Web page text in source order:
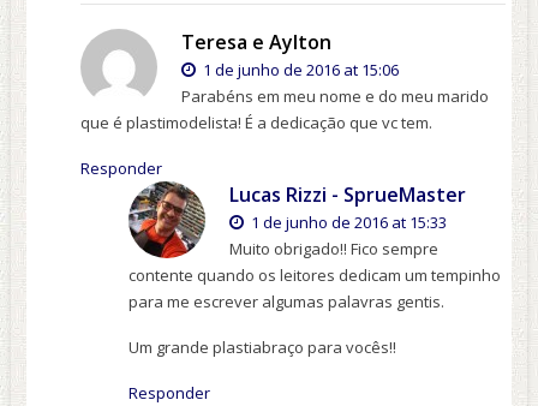
Teresa e Aylton
1 de junho de 2016 at 15:06
Parabéns em meu nome e do meu marido
que é plastimodelista! É a dedicação que vc tem.
Responder
Lucas Rizzi - SprueMaster
1 de junho de 2016 at 15:33
Muito obrigado!! Fico sempre
contente quando os leitores dedicam um tempinho
para me escrever algumas palavras gentis.
Um grande plastiabraço para vocês!!
Responder